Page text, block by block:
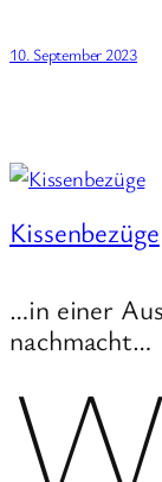
10. September 2023
Kissenbezüge
…in einer
nachmacht…